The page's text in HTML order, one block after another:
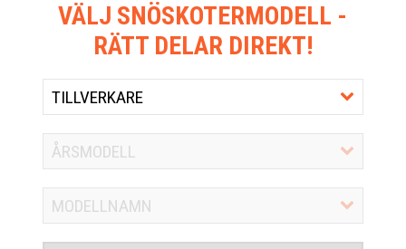
VÄLJ SNÖSKOTERMODELL -
RÄTT DELAR DIREKT!